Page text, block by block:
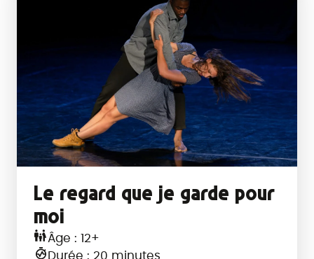
Le regard que je garde pour
moi
Âge : 12+
Durée : 20 minutes